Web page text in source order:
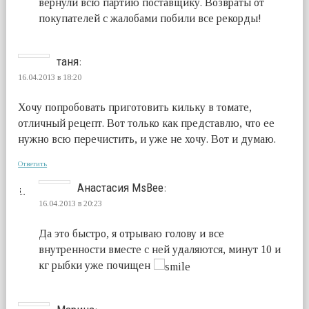
вернули всю партию поставщику. Возвраты от
покупателей с жалобами побили все рекорды!
таня:
16.04.2013 в 18:20
Хочу попробовать приготовить кильку в томате,
отличный рецепт. Вот только как представлю, что ее
нужно всю перечистить, и уже не хочу. Вот и думаю.
Ответить
Анастасия MsBee:
16.04.2013 в 20:23
Да это быстро, я отрываю голову и все
внутренности вместе с ней удаляются, минут 10 и
кг рыбки уже почищен